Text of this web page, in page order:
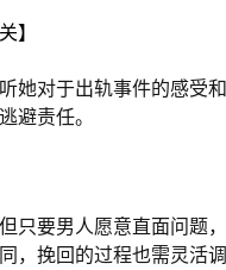
】
她对于出轨事件的感受
避责任。
只要男人愿意直面问题
，挽回的过程也需灵活